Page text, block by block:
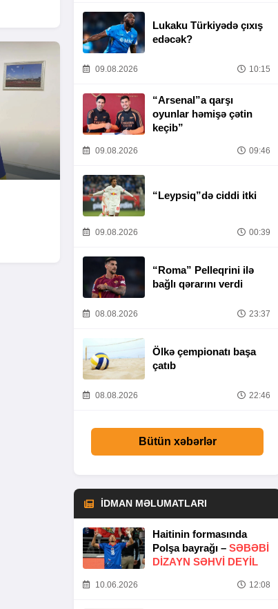
Lukaku Türkiyədə çıxış
edəcək?
09.08.2026 10:15
“Arsenal”a qarşı
oyunlar həmişə çətin
keçib”
09.08.2026 09:46
“Leypsiq”də ciddi itki
09.08.2026 00:39
“Roma” Pelleqrini ilə
bağlı qərarını verdi
08.08.2026 23:37
Ölkə çempionatı başa
çatıb
08.08.2026 22:46
Bütün xəbərlər
İDMAN MƏLUMATLARI
Haitinin formasında
Polşa bayrağı – SƏBƏBI
DIZAYN SƏHVI DEYIL
10.06.2026 12:08